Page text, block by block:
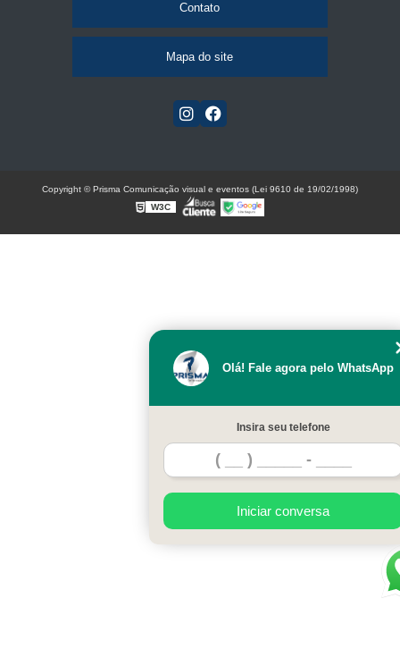
Contato
Mapa do site
Olá! Fale agora pelo WhatsApp
Insira seu telefone
Iniciar conversa
Copyright © Prisma Comunicação visual e eventos (Lei 9610 de 19/02/1998)
W3C